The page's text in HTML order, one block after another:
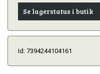
Se lagerstatus i butik
Id: 7394244104161